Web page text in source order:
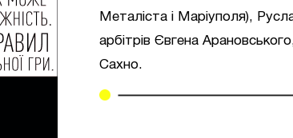
Металіста і Маріуполя),
арбітрів Євгена
Сахно.